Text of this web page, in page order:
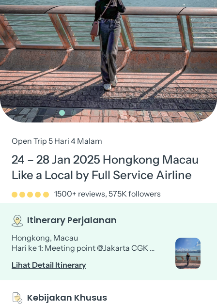
Open Trip 5 Hari 4 Malam
24 – 28 Jan 2025 Hongkong Macau
Like a Local by Full Service Airline
1500+ reviews, 575K followers
Itinerary Perjalanan
Hongkong, Macau
Hari ke 1: Meeting point @Jakarta CGK …
Lihat Detail Itinerary
Kebijakan Khusus